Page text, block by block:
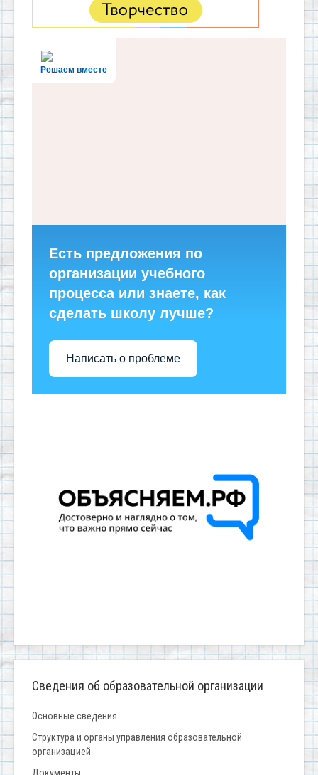
Решаем вместе
Есть предложения по
организации учебного
процесса или знаете, как
сделать школу лучше?
Написать о проблеме
Сведения об образовательной организации
Основные сведения
Структура и органы управления образовательной
организацией